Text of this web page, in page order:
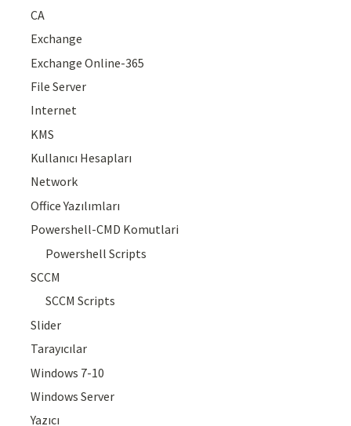
CA
Exchange
Exchange Online-365
File Server
Internet
KMS
Kullanıcı Hesapları
Network
Office Yazılımları
Powershell-CMD Komutlari
Powershell Scripts
SCCM
SCCM Scripts
Slider
Tarayıcılar
Windows 7-10
Windows Server
Yazıcı